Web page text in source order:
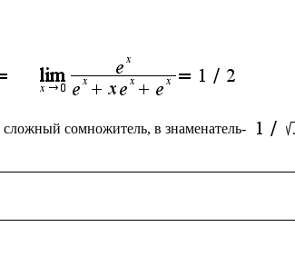
сомножитель, в знаменатель-